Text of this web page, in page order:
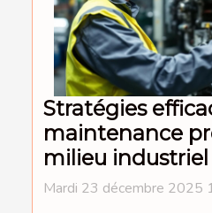
Stratégies
maintenance
milieu industriel
Mardi 23 décembre 2025